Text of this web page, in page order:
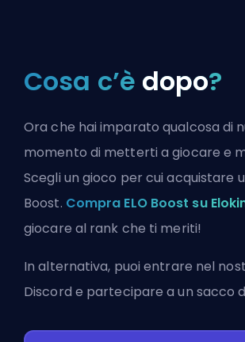
Cosa c’è dopo?
Ora che hai imparato qualcosa di
momento di metterti a giocare e
Scegli un gioco per cui acquistare
Boost. Compra ELO Boost su
giocare al rank che ti meriti!
In alternativa, puoientrare nel
Discord e partecipare a un sacco